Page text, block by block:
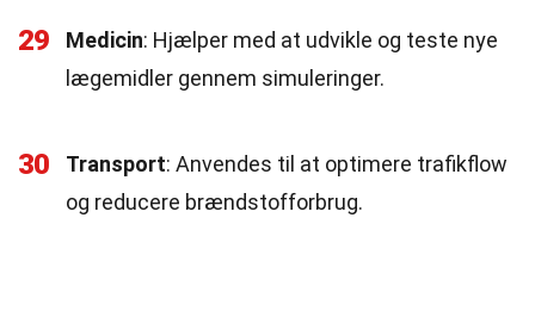
29 Medicin: Hjælper med at udvikle og teste nye
lægemidler gennem simuleringer.
30 Transport: Anvendes til at optimere trafikflow
og reducere brændstofforbrug.